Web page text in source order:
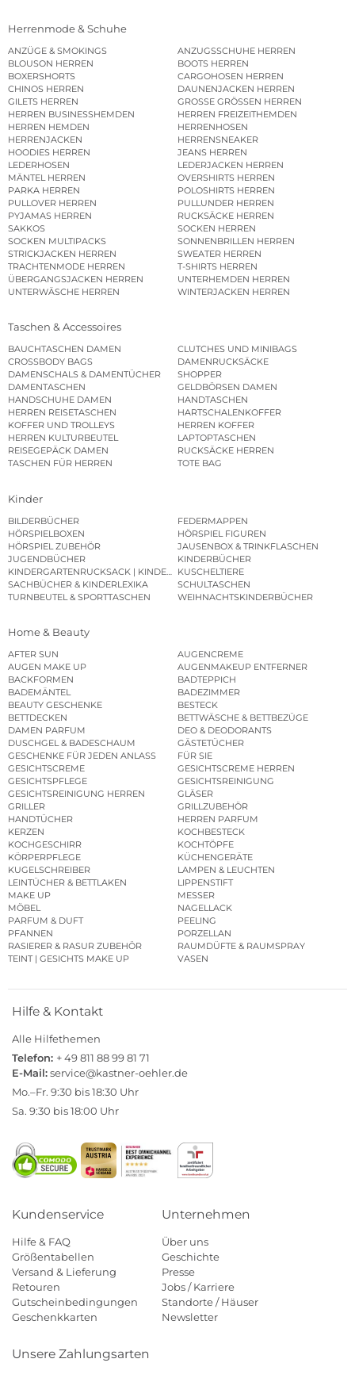
Herrenmode & Schuhe
ANZÜGE & SMOKINGS
ANZUGSSCHUHE HERREN
BLOUSON HERREN
BOOTS HERREN
BOXERSHORTS
CARGOHOSEN HERREN
CHINOS HERREN
DAUNENJACKEN HERREN
GILETS HERREN
GROSSE GRÖSSEN HERREN
HERREN BUSINESSHEMDEN
HERREN FREIZEITHEMDEN
HERREN HEMDEN
HERRENHOSEN
HERRENJACKEN
HERRENSNEAKER
HOODIES HERREN
JEANS HERREN
LEDERHOSEN
LEDERJACKEN HERREN
MÄNTEL HERREN
OVERSHIRTS HERREN
PARKA HERREN
POLOSHIRTS HERREN
PULLOVER HERREN
PULLUNDER HERREN
PYJAMAS HERREN
RUCKSÄCKE HERREN
SAKKOS
SOCKEN HERREN
SOCKEN MULTIPACKS
SONNENBRILLEN HERREN
STRICKJACKEN HERREN
SWEATER HERREN
TRACHTENMODE HERREN
T-SHIRTS HERREN
ÜBERGANGSJACKEN HERREN
UNTERHEMDEN HERREN
UNTERWÄSCHE HERREN
WINTERJACKEN HERREN
Taschen & Accessoires
BAUCHTASCHEN DAMEN
CLUTCHES UND MINIBAGS
CROSSBODY BAGS
DAMENRUCKSÄCKE
DAMENSCHALS & DAMENTÜCHER
SHOPPER
DAMENTASCHEN
GELDBÖRSEN DAMEN
HANDSCHUHE DAMEN
HANDTASCHEN
HERREN REISETASCHEN
HARTSCHALENKOFFER
KOFFER UND TROLLEYS
HERREN KOFFER
HERREN KULTURBEUTEL
LAPTOPTASCHEN
REISEGEPÄCK DAMEN
RUCKSÄCKE HERREN
TASCHEN FÜR HERREN
TOTE BAG
Kinder
BILDERBÜCHER
FEDERMAPPEN
HÖRSPIELBOXEN
HÖRSPIEL FIGUREN
HÖRSPIEL ZUBEHÖR
JAUSENBOX & TRINKFLASCHEN
JUGENDBÜCHER
KINDERBÜCHER
KINDERGARTENRUCKSACK | KINDERGARTENBEUTEL
KUSCHELTIERE
SACHBÜCHER & KINDERLEXIKA
SCHULTASCHEN
TURNBEUTEL & SPORTTASCHEN
WEIHNACHTSKINDERBÜCHER
Home & Beauty
AFTER SUN
AUGENCREME
AUGEN MAKE UP
AUGENMAKEUP ENTFERNER
BACKFORMEN
BADTEPPICH
BADEMÄNTEL
BADEZIMMER
BEAUTY GESCHENKE
BESTECK
BETTDECKEN
BETTWÄSCHE & BETTBEZÜGE
DAMEN PARFUM
DEO & DEODORANTS
DUSCHGEL & BADESCHAUM
GÄSTETÜCHER
GESCHENKE FÜR JEDEN ANLASS
FÜR SIE
GESICHTSCREME
GESICHTSCREME HERREN
GESICHTSPFLEGE
GESICHTSREINIGUNG
GESICHTSREINIGUNG HERREN
GLÄSER
GRILLER
GRILLZUBEHÖR
HANDTÜCHER
HERREN PARFUM
KERZEN
KOCHBESTECK
KOCHGESCHIRR
KOCHTÖPFE
KÖRPERPFLEGE
KÜCHENGERÄTE
KUGELSCHREIBER
LAMPEN & LEUCHTEN
LEINTÜCHER & BETTLAKEN
LIPPENSTIFT
MAKE UP
MESSER
MÖBEL
NAGELLACK
PARFUM & DUFT
PEELING
PFANNEN
PORZELLAN
RASIERER & RASUR ZUBEHÖR
RAUMDÜFTE & RAUMSPRAY
TEINT | GESICHTS MAKE UP
VASEN
Hilfe & Kontakt
Alle Hilfethemen
Telefon: + 49 811 88 99 81 71
E-Mail:service@kastner-oehler.de
Mo.–Fr. 9:30 bis 18:30 Uhr
Sa. 9:30 bis 18:00 Uhr
Kundenservice
Hilfe & FAQ
Größentabellen
Versand & Lieferung
Retouren
Gutscheinbedingungen
Geschenkkarten
Unternehmen
Über uns
Geschichte
Presse
Jobs / Karriere
Standorte / Häuser
Newsletter
Unsere Zahlungsarten